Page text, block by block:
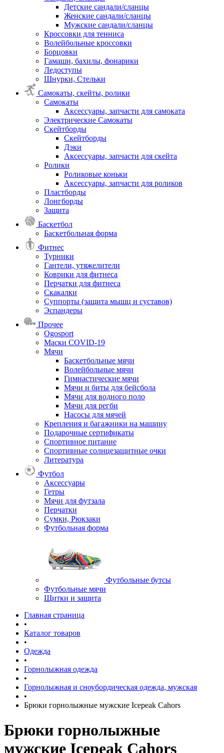
Детские сандали/сланцы
Женские сандали/сланцы
Мужские сандали/сланцы
Кроссовки для тенниса
Волейбольные кроссовки
Борцовки
Гамаши, бахилы, фонарики
Ледоступы
Шнурки, Стельки
Самокаты, скейты, ролики
Самокаты
Аксессуары, запчасти для самоката
Электрические Самокаты
Скейтборды
Скейтборды
Дэки
Аксессуары, запчасти для скейта
Ролики
Роликовые коньки
Аксессуары, запчасти для роликов
Пластборды
Лонгборды
Защита
Баскетбол
Баскетбольная форма
Фитнес
Турники
Гантели, утяжелители
Коврики для фитнеса
Перчатки для фитнеса
Скакалки
Суппорты (защита мышц и суставов)
Эспандеры
Прочее
Ogosport
Маски COVID-19
Мячи
Баскетбольные мячи
Волейбольные мячи
Гимнастические мячи
Мячи и биты для бейсбола
Мячи для водного поло
Мячи для регби
Насосы для мячей
Крепления и багажники на машину
Подарочные сертификаты
Спортивное питание
Спортивные солнцезащитные очки
Литература
Футбол
Аксессуары
Гетры
Мячи для футзала
Перчатки
Сумки, Рюкзаки
Футбольная форма
Футбольные бутсы
Футбольные мячи
Щитки и защита
Главная страница
•
Каталог товаров
•
Одежда
•
Горнолыжная одежда
•
Горнолыжная и сноубордическая одежда, мужская
•
Брюки горнолыжные мужские Icepeak Cahors
Брюки горнолыжные
мужские Icepeak Cahors